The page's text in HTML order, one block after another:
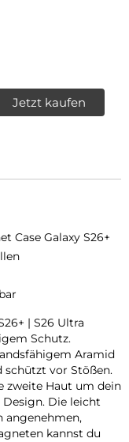
Jetzt kaufen
Case Galaxy S26+
| S26 Ultra
Schutz.
Aramid
schützt vor Stößen.
zweite Haut um dein
Die leicht
angenehmen,
kannst du